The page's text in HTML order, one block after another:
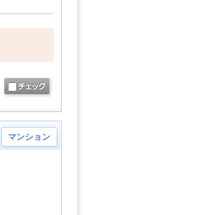
マンション